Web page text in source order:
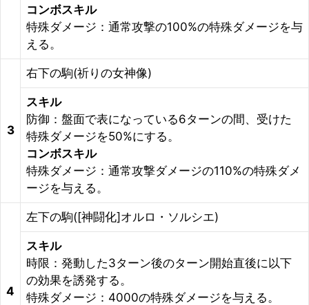
コンボスキル
特殊ダメージ：通常攻撃の100%の特殊ダメージを与
える。
3
右下の駒(祈りの女神像)
スキル
防御：盤面で表になっている6ターンの間、受けた
特殊ダメージを50%にする。
コンボスキル
特殊ダメージ：通常攻撃ダメージの110%の特殊ダメ
ージを与える。
4
左下の駒([神闘化]オルロ・ソルシエ)
スキル
時限：発動した3ターン後のターン開始直後に以下
の効果を誘発する。
特殊ダメージ：4000の特殊ダメージを与える。